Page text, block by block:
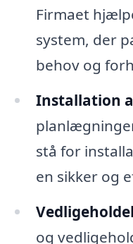
Firmaet
system, der
behov og
Installation
stå for
en sikker og
og